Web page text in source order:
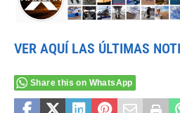
VER AQUÍ LAS ÚLTIMAS
Share this on WhatsApp